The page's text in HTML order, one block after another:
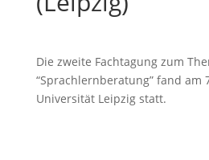
Die zweite Fachtagung zum
“Sprachlernberatung” fand am
Universität Leipzig statt.